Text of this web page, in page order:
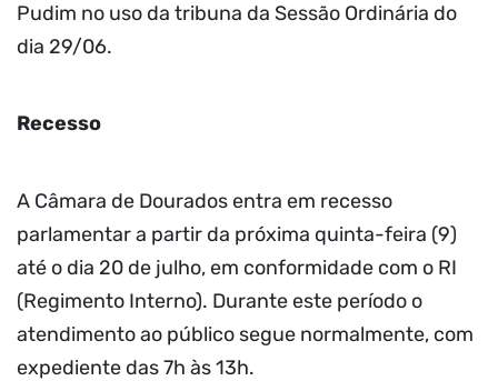
Pudim no uso da tribuna da Sessão Ordinária do
dia 29/06.
Recesso
A Câmara de Dourados entra em recesso
parlamentar a partir da próxima quinta-feira (9)
até o dia 20 de julho, em conformidade com o RI
(Regimento Interno). Durante este período o
atendimento ao público segue normalmente, com
expediente das 7h às 13h.